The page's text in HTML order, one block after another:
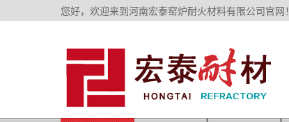
您好，欢迎来到河南宏泰窑炉耐火材料有限公司官网！